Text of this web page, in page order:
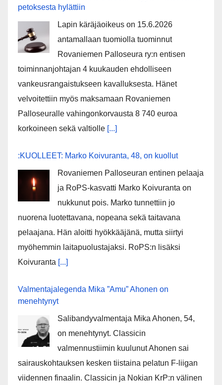
pe­tok­ses­ta hy­lät­tiin
Lapin käräjäoikeus on 15.6.2026
antamallaan tuomiolla tuominnut
Rovaniemen Palloseura ry:n entisen
toiminnanjohtajan 4 kuukauden ehdolliseen
vankeusrangaistukseen kavalluksesta. Hänet
velvoitettiin myös maksamaan Rovaniemen
Palloseuralle vahingonkorvausta 8 740 euroa
korkoineen sekä valtiolle [...]
:KUOLLEET: Marko Koivuranta, 48, on kuollut
Rovaniemen Palloseuran entinen pelaaja
ja RoPS-kasvatti Marko Koivuranta on
nukkunut pois. Marko tunnettiin jo
nuorena luotettavana, nopeana sekä taitavana
pelaajana. Hän aloitti hyökkääjänä, mutta siirtyi
myöhemmin laitapuolustajaksi. RoPS:n lisäksi
Koivuranta [...]
Valmentajalegenda Mika ”Amu” Ahonen on
menehtynyt
Salibandyvalmentaja Mika Ahonen, 54,
on menehtynyt. Classicin
valmennustiimin kuulunut Ahonen sai
sairauskohtauksen kesken tiistaina pelatun F-liigan
viidennen finaalin. Classicin ja Nokian KrP:n välinen